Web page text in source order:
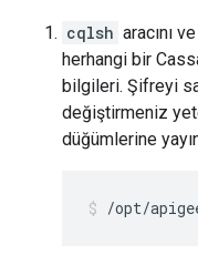
cqlsh aracını
herhangi bir
bilgileri. Şifreyi
değiştirmeniz
düğümlerine
/opt/